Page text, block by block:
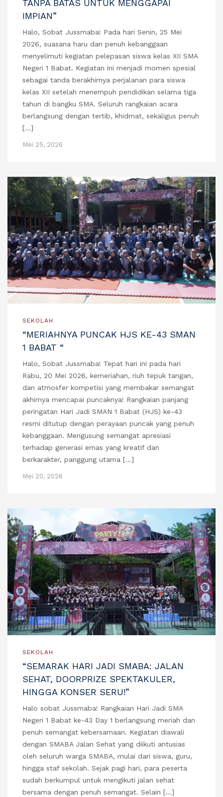
TANPA BATAS UNTUK MENGGAPAI
IMPIAN”
Halo, Sobat Jussmaba! Pada hari Senin, 25 Mei
2026, suasana haru dan penuh kebanggaan
menyelimuti kegiatan pelepasan siswa kelas XII SMA
Negeri 1 Babat. Kegiatan ini menjadi momen spesial
sebagai tanda berakhirnya perjalanan para siswa
kelas XII setelah menempuh pendidikan selama tiga
tahun di bangku SMA. Seluruh rangkaian acara
berlangsung dengan tertib, khidmat, sekaligus penuh
[…]
Mei 25, 2026
SEKOLAH
“MERIAHNYA PUNCAK HJS KE-43 SMAN
1 BABAT “
Halo, Sobat Jussmaba! Tepat hari ini pada hari
Rabu, 20 Mei 2026, kemeriahan, riuh tepuk tangan,
dan atmosfer kompetisi yang membakar semangat
akhirnya mencapai puncaknya! Rangkaian panjang
peringatan Hari Jadi SMAN 1 Babat (HJS) ke-43
resmi ditutup dengan perayaan puncak yang penuh
kebanggaan. Mengusung semangat apresiasi
terhadap generasi emas yang kreatif dan
berkarakter, panggung utama […]
Mei 20, 2026
SEKOLAH
“SEMARAK HARI JADI SMABA: JALAN
SEHAT, DOORPRIZE SPEKTAKULER,
HINGGA KONSER SERU!”
Halo sobat Jussmaba! Rangkaian Hari Jadi SMA
Negeri 1 Babat ke-43 Day 1 berlangsung meriah dan
penuh semangat kebersamaan. Kegiatan diawali
dengan SMABA Jalan Sehat yang diikuti antusias
oleh seluruh warga SMABA, mulai dari siswa, guru,
hingga staf sekolah. Sejak pagi hari, para peserta
sudah berkumpul untuk mengikuti jalan sehat
bersama dengan penuh semangat. Selain […]